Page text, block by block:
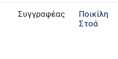
Συγγραφέας
Ποικίλη
Στοά